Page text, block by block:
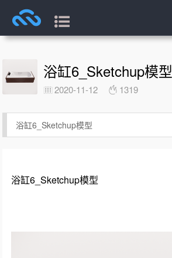
浴缸6_Sketchup模型
2020-11-12 1319
浴缸6_Sketchup模型
浴缸6_Sketchup模型